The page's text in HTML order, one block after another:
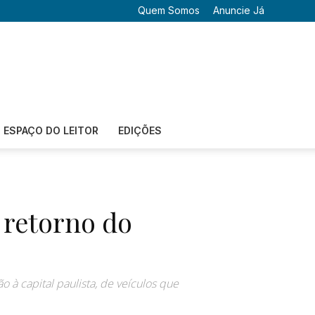
Quem Somos Anuncie Já
ESPAÇO DO LEITOR EDIÇÕES
do
à capital paulista, de veículos que